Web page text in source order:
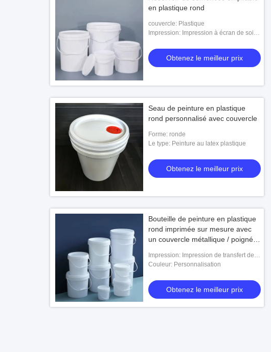
en plastique rond
couvercle: Plastique
Impression: Impression à écran de soie,
Obtenez le meilleur prix
Seau de peinture en plastique
rond personnalisé avec couvercle
Forme: ronde
Le type: Peinture au latex plastique
Obtenez le meilleur prix
Bouteille de peinture en plastique
rond imprimée sur mesure avec
un couvercle métallique / poignées
Impression: Impression de transfert de
l'écran en soie Printing.heat
Couleur: Personnalisation
Obtenez le meilleur prix